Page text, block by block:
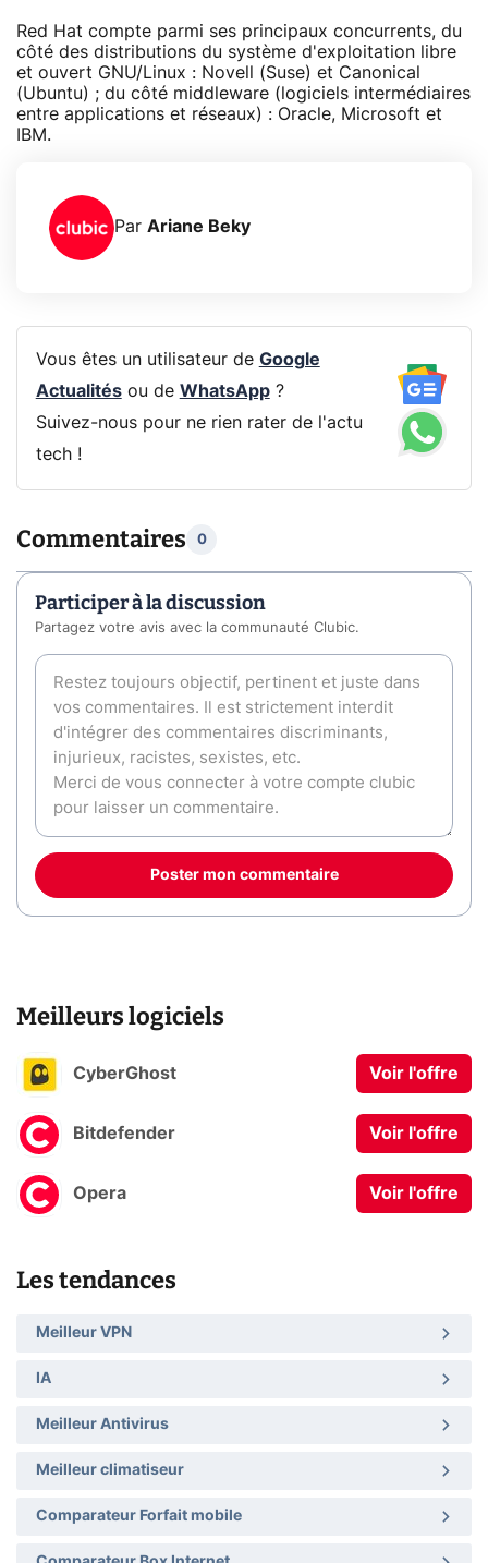
Red Hat compte parmi ses principaux concurrents, du
côté des distributions du système d'exploitation libre
et ouvert GNU/Linux : Novell (Suse) et Canonical
(Ubuntu) ; du côté middleware (logiciels intermédiaires
entre applications et réseaux) : Oracle, Microsoft et
IBM.
Par Ariane Beky
Vous êtes un utilisateur de Google
Actualitésou de WhatsApp?
Suivez-nous pour ne rien rater de l'actu
tech !
Commentaires 0
Participer à la discussion
Partagez votre avis avec la communauté Clubic.
Poster mon commentaire
Meilleurs logiciels
CyberGhost Voir l'offre
Bitdefender Voir l'offre
Opera Voir l'offre
Les tendances
Meilleur VPN
IA
Meilleur Antivirus
Meilleur climatiseur
Comparateur Forfait mobile